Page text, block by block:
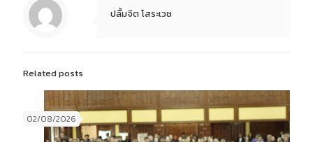
ปลื้มจิต โสระเวช
Related posts
02/08/2026